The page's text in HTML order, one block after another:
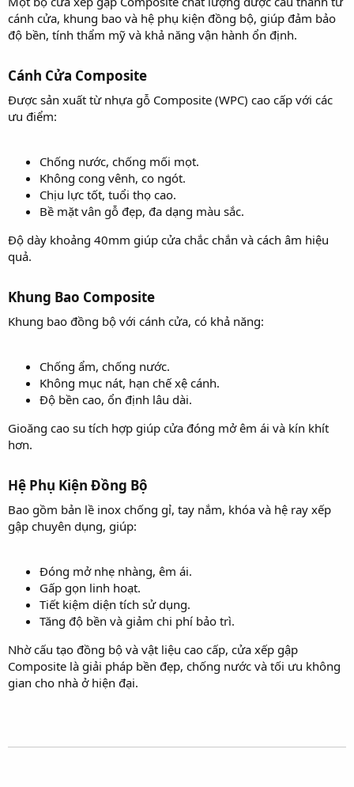
cánh cửa, khung bao và hệ phụ kiện đồng bộ, giúp đảm bảo
độ bền, tính thẩm mỹ và khả năng vận hành ổn định.
Cánh Cửa Composite​
Được sản xuất từ nhựa gỗ Composite (WPC) cao cấp với các
ưu điểm:
Chống nước, chống mối mọt.
Không cong vênh, co ngót.
Chịu lực tốt, tuổi thọ cao.
Bề mặt vân gỗ đẹp, đa dạng màu sắc.
Độ dày khoảng 40mm giúp cửa chắc chắn và cách âm hiệu
quả.
Khung Bao Composite​
Khung bao đồng bộ với cánh cửa, có khả năng:
Chống ẩm, chống nước.
Không mục nát, hạn chế xệ cánh.
Độ bền cao, ổn định lâu dài.
Gioăng cao su tích hợp giúp cửa đóng mở êm ái và kín khít
hơn.
Hệ Phụ Kiện Đồng Bộ​
Bao gồm bản lề inox chống gỉ, tay nắm, khóa và hệ ray xếp
gập chuyên dụng, giúp:
Đóng mở nhẹ nhàng, êm ái.
Gấp gọn linh hoạt.
Tiết kiệm diện tích sử dụng.
Tăng độ bền và giảm chi phí bảo trì.
Nhờ cấu tạo đồng bộ và vật liệu cao cấp, cửa xếp gập
Composite là giải pháp bền đẹp, chống nước và tối ưu không
gian cho nhà ở hiện đại.